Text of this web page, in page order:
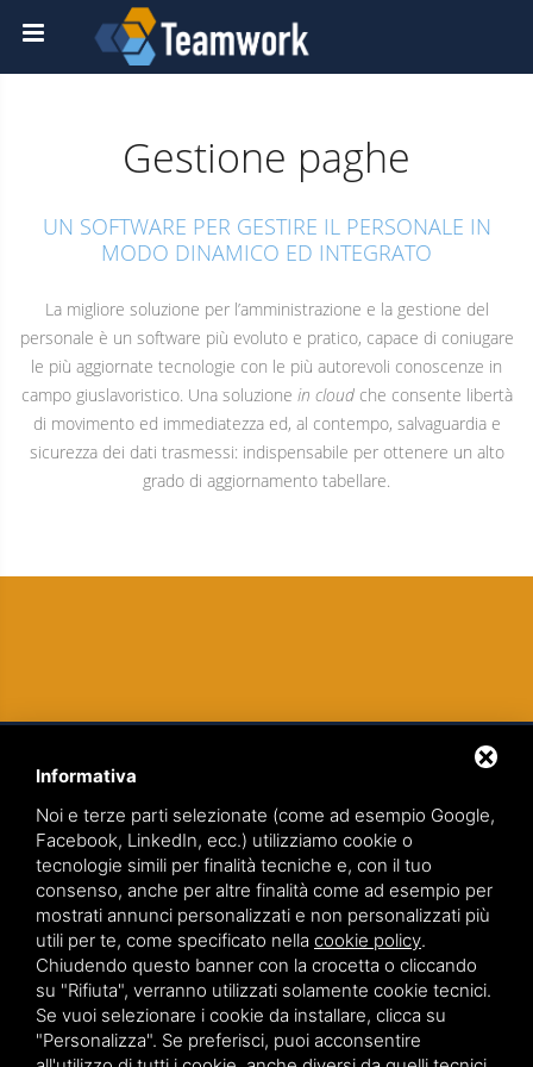
Gestione paghe
UN SOFTWARE PER GESTIRE IL PERSONALE IN
MODO DINAMICO ED INTEGRATO
La migliore soluzione per l’amministrazione e la gestione del
personale è un software più evoluto e pratico, capace di coniugare
le più aggiornate tecnologie con le più autorevoli conoscenze in
campo giuslavoristico. Una soluzione in cloudche consente libertà
di movimento ed immediatezza ed, al contempo, salvaguardia e
sicurezza dei dati trasmessi: indispensabile per ottenere un alto
grado di aggiornamento tabellare.
TEAMWORK S.R.L. | VIA CANOBIO, 10 - 28100 NOVARA
TEL.0321 391066– FAX 0321 399869
P.IVA. 01836570034
VIA GIOVANNI BATTISTA PIRELLI 9 - 20124 MILANO
TEL.02 36539310
Informativa
Noi e terze parti selezionate (come ad esempio Google,
Facebook, LinkedIn, ecc.) utilizziamo cookie o
tecnologie simili per finalità tecniche e, con il tuo
consenso, anche per altre finalità come ad esempio per
mostrati annunci personalizzati e non personalizzati più
utili per te, come specificato nella cookie policy.
Chiudendo questo banner con la crocetta o cliccando
su "Rifiuta", verranno utilizzati solamente cookie tecnici.
Se vuoi selezionare i cookie da installare, clicca su
"Personalizza". Se preferisci, puoi acconsentire